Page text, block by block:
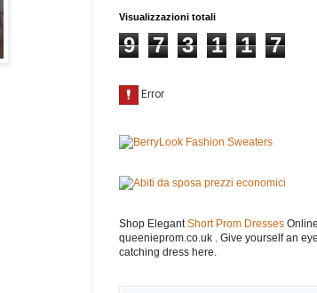
Visualizzazioni totali
9 7 3 1 1 7
Shop ElegantShort Prom Dresses
queenieprom.co.uk . Give yourself an
catching dress here.